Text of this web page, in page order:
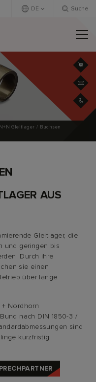
DE Suche
N+N Gleitlager / Buchsen
AUS
Gleitlager, die
und geringen bis
Durch ihre
sie einen
über lange
Nordhorn
nach DIN 1850-3 /
sind
kurzfristig